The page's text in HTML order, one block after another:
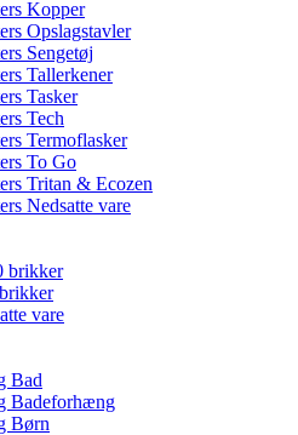
Kopper
Opslagstavler
Sengetøj
Tallerkener
Tasker
Tech
Termoflasker
To Go
Tritan & Ecozen
Nedsatte vare
brikker
vare
Bad
Badeforhæng
Børn